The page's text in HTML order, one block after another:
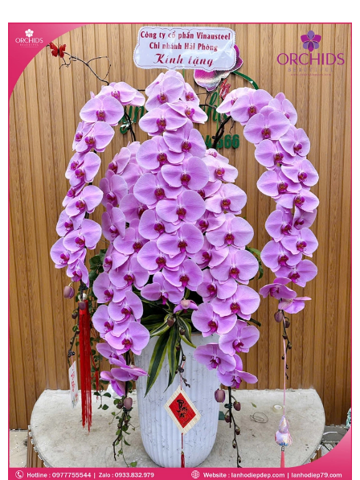
• Giá trên được miễn ship giao trong nội thành,
miễn phí in thiệp - banner theo yêu cầu khách
hàng.
• Beautiful Orchids liên kết với các cửa hàng
trên toàn quốc để phục vụ giao hoa tận nơi, mỗi
khu vực sẽ có mức giá khác nhau (tùy vào chi
phí mặt bằng, nguyên vật liệu,..) nên giá có thể sẽ
thay đổi so với giá niêm yết trên website. Khách
hàng ở Tỉnh thành khác vui lòng chủ động hỏi lại
giá trước khi đặt hàng, shop sẽ chủ động báo giá
chính xác khi có địa chỉ giao hàng cụ thể.